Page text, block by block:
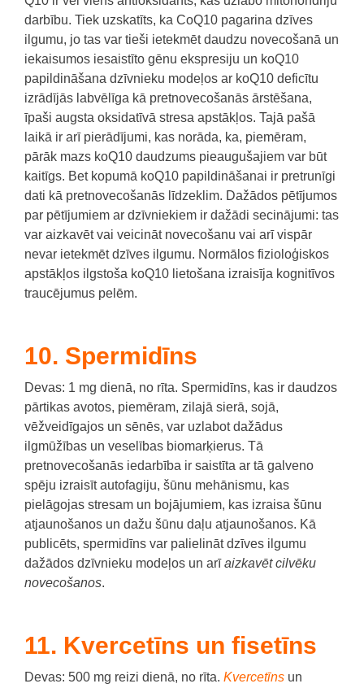
darbību. Tiek uzskatīts, ka CoQ10 pagarina dzīves
ilgumu, jo tas var tieši ietekmēt daudzu novecošanā un
iekaisumos iesaistīto gēnu ekspresiju un koQ10
papildināšana dzīvnieku modeļos ar koQ10 deficītu
izrādījās labvēlīga kā pretnovecošanās ārstēšana,
īpaši augsta oksidatīvā stresa apstākļos. Tajā pašā
laikā ir arī pierādījumi, kas norāda, ka, piemēram,
pārāk mazs koQ10 daudzums pieaugušajiem var būt
kaitīgs. Bet kopumā koQ10 papildināšanai ir pretrunīgi
dati kā pretnovecošanās līdzeklim. Dažādos pētījumos
par pētījumiem ar dzīvniekiem ir dažādi secinājumi: tas
var aizkavēt vai veicināt novecošanu vai arī vispār
nevar ietekmēt dzīves ilgumu. Normālos fizioloģiskos
apstākļos ilgstoša koQ10 lietošana izraisīja kognitīvos
traucējumus pelēm.
10. Spermidīns
Devas: 1 mg dienā, no rīta. Spermidīns, kas ir daudzos
pārtikas avotos, piemēram, zilajā sierā, sojā,
vēžveidīgajos un sēnēs, var uzlabot dažādus
ilgmūžības un veselības biomarķierus. Tā
pretnovecošanās iedarbība ir saistīta ar tā galveno
spēju izraisīt autofagiju, šūnu mehānismu, kas
pielāgojas stresam un bojājumiem, kas izraisa šūnu
atjaunošanos un dažu šūnu daļu atjaunošanos. Kā
publicēts, spermidīns var palielināt dzīves ilgumu
dažādos dzīvnieku modeļos un arīaizkavēt cilvēku
novecošanos.
11. Kvercetīns un fisetīns
Devas: 500 mg reizi dienā, no rīta. Kvercetīns un